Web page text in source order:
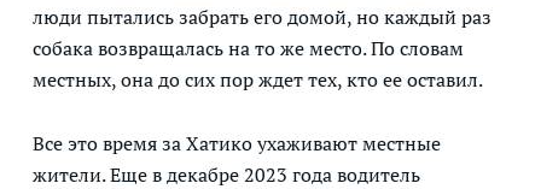
люди пытались забрать его домой, но каждый раз
собака возвращалась на то же место. По словам
местных, она до сих пор ждет тех, кто ее оставил.
Все это время за Хатико ухаживают местные
жители. Еще в декабре 2023 года водитель